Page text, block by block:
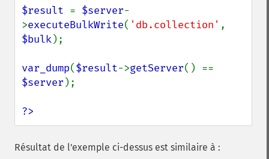
$result = $server-
>executeBulkWrite( 'db.collection'
$bulk);
var_dump($result->getServer
$server );
?>
Résultat de l'exemple ci-dessus est similaire à :